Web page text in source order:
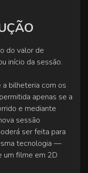
do valor de
início da sessão.
bilheteria com os
apenas se a
e mediante
sessão
ser feita para
tecnologia —
um filme em 2D